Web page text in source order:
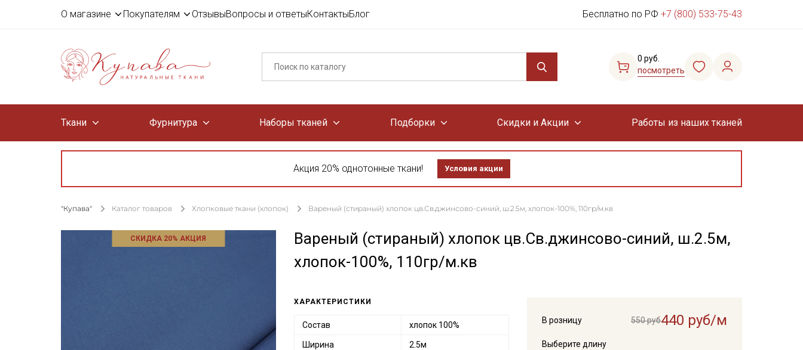
О магазине Покупателям ОтзывыВопросы и ответыКонтактыБлог Бесплатно по РФ +7 (800) 533-75-43
0 руб.
посмотреть
Ткани Фурнитура Наборы тканей Подборки Скидки и Акции Работы из наших тканей
Акция 20% однотонные ткани! Условия акции
"Купава" Каталог товаров Хлопковые ткани (хлопок) Вареный (стираный) хлопок цв.Св.джинсово-синий, ш.2.5м, хлопок-100%, 110гр/м.кв
СКИДКА 20% АКЦИЯ
Вареный (стираный) хлопок цв.Св.джинсово-синий, ш.2.5м,
хлопок-100%, 110гр/м.кв
В розницу 550 руб440 руб/м
Выберите длину
ХАРАКТЕРИСТИКИ
Состав хлопок 100%
Ширина 2.5м